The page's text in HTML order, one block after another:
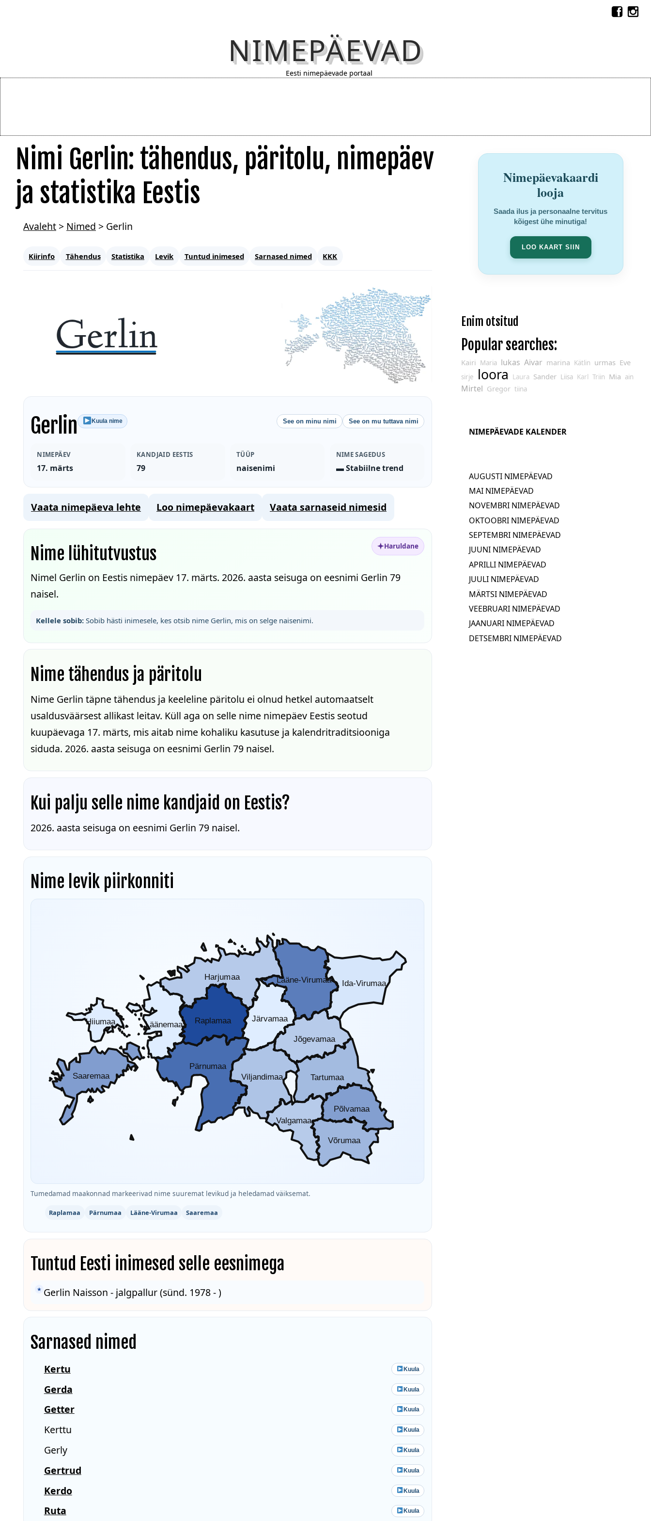
NIMEPÄEVAD
Eesti nimepäevade portaal
Nimi Gerlin: tähendus, päritolu, nimepäev
ja statistika Eestis
Avaleht > Nimed > Gerlin
Kiirinfo Tähendus Statistika Levik Tuntud inimesed Sarnased nimed KKK
Gerlin Kuula nime See on minu nimi See on mu tuttava nimi
NIMEPÄEV
17. märts
KANDJAID EESTIS
79
TÜÜP
naisenimi
NIME SAGEDUS
▬ Stabiilne trend
Vaata nimepäeva lehte Loo nimepäevakaart Vaata sarnaseid nimesid
Nime lühitutvustus Haruldane
Nimel Gerlin on Eestis nimepäev 17. märts. 2026. aasta seisuga on eesnimi Gerlin 79
naisel.
Kellele sobib:Sobib hästi inimesele, kes otsib nime Gerlin, mis on selge naisenimi.
Nime tähendus ja päritolu
Nime Gerlin täpne tähendus ja keeleline päritolu ei olnud hetkel automaatselt
usaldusväärsest allikast leitav. Küll aga on selle nime nimepäev Eestis seotud
kuupäevaga 17. märts, mis aitab nime kohaliku kasutuse ja kalendritraditsiooniga
siduda. 2026. aasta seisuga on eesnimi Gerlin 79 naisel.
Kui palju selle nime kandjaid on Eestis?
2026. aasta seisuga on eesnimi Gerlin 79 naisel.
Nime levik piirkonniti
Hiiumaa
Saaremaa
Pärnumaa
Läänemaa Raplamaa
Harjumaa Lääne-Virumaa Ida-Virumaa
Järvamaa
Jõgevamaa
Viljandimaa Tartumaa
Põlvamaa
Võrumaa
Valgamaa
Tumedamad maakonnad markeerivad nime suuremat levikud ja heledamad väiksemat.
Raplamaa Pärnumaa Lääne-Virumaa Saaremaa
Tuntud Eesti inimesed selle eesnimega
★ Gerlin Naisson - jalgpallur (sünd. 1978 - )
Sarnased nimed
Kertu Kuula
Gerda Kuula
Getter Kuula
Kerttu Kuula
Gerly Kuula
Gertrud Kuula
Kerdo Kuula
Ruta Kuula
Nimepäevakaardi
looja
Saada ilus ja personaalne tervitus
kõigest ühe minutiga!
LOO KAART SIIN
Enim otsitud
Popular searches:
Kairi Maria lukas Aivar marina Kätlin urmas Eve
sirje loora Laura Sander Liisa Karl Triin Mia ain
Mirtel Gregor tiina
NIMEPÄEVADE KALENDER
AUGUSTI NIMEPÄEVAD
MAI NIMEPÄEVAD
NOVEMBRI NIMEPÄEVAD
OKTOOBRI NIMEPÄEVAD
SEPTEMBRI NIMEPÄEVAD
JUUNI NIMEPÄEVAD
APRILLI NIMEPÄEVAD
JUULI NIMEPÄEVAD
MÄRTSI NIMEPÄEVAD
VEEBRUARI NIMEPÄEVAD
JAANUARI NIMEPÄEVAD
DETSEMBRI NIMEPÄEVAD